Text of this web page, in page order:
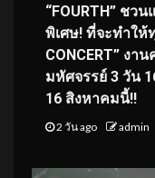
“FOURTH” ชว
พิเศษ! ที่จะทำให้
CONCERT” งา
มหัศจรรย์ 3 วัน
16 สิงหาคมนี้!!
2 วัน ago admin